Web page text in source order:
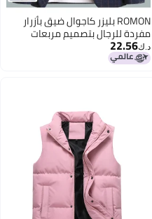
ROMON بليزر كاجوال ضيق بأزرار
مفردة للرجال بتصميم مربعات
عصرية، جاكيت بدلة كاجوال للرجال
د.ك‏22.56